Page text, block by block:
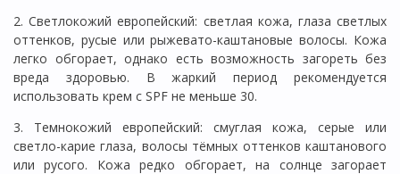
2. Светлокожий европейский: светлая кожа, глаза светлых
оттенков, русые или рыжевато-каштановые волосы. Кожа
легко обгорает, однако есть возможность загореть без
вреда здоровью. В жаркий период рекомендуется
использовать крем с SPF не меньше 30.
3. Темнокожий европейский: смуглая кожа, серые или
светло-карие глаза, волосы тёмных оттенков каштанового
или русого. Кожа редко обгорает, на солнце загорает